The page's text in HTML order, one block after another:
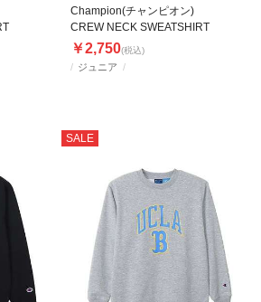
ジュニア
Champion(チャンピオン)
CREW NECK SWEATSHIRT
￥2,750(税込)
SALE